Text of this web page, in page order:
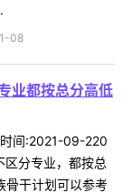
08
业都按总分高低
间:2021-09-220
区分专业，都按总
骨干计划可以参考